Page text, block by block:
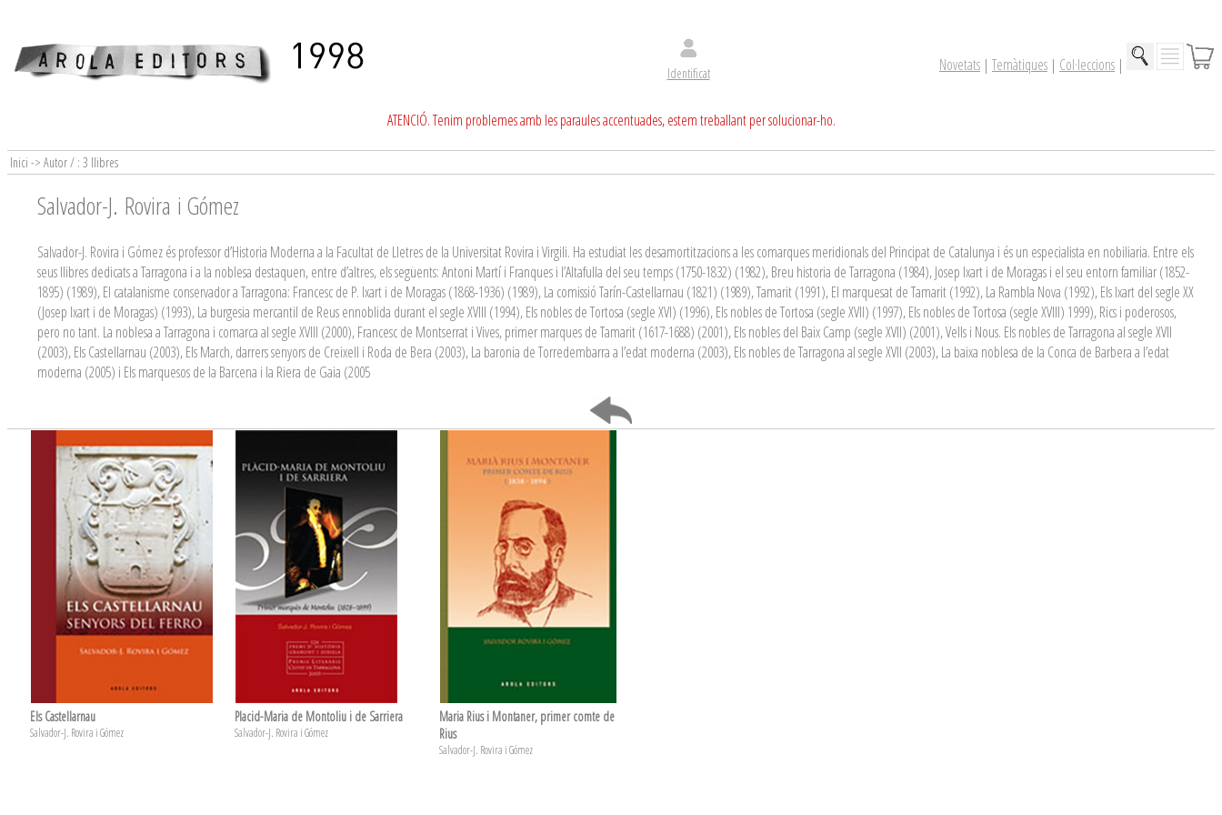
Identificat Novetats | Temàtiques | Col·leccions |
ATENCIÓ. Tenim problemes amb les paraules accentuades, estem treballant per solucionar-ho.
Inici -> Autor / : 3 llibres
Salvador-J. Rovira i Gómez
Salvador-J. Rovira i Gómez és professor d’Historia Moderna a la Facultat de Lletres de la Universitat Rovira i Virgili. Ha estudiat les desamortitzacions a les comarques meridionals del Principat de Catalunya i és un especialista en nobiliaria. Entre els
seus llibres dedicats a Tarragona i a la noblesa destaquen, entre d’altres, els següents: Antoni Martí i Franques i l’Altafulla del seu temps (1750-1832) (1982), Breu historia de Tarragona (1984), Josep Ixart i de Moragas i el seu entorn familiar (1852-
1895) (1989), El catalanisme conservador a Tarragona: Francesc de P. Ixart i de Moragas (1868-1936) (1989), La comissió Tarín-Castellarnau (1821) (1989), Tamarit (1991), El marquesat de Tamarit (1992), La Rambla Nova (1992), Els Ixart del segle XX
(Josep Ixart i de Moragas) (1993), La burgesia mercantil de Reus ennoblida durant el segle XVIII (1994), Els nobles de Tortosa (segle XVI) (1996), Els nobles de Tortosa (segle XVII) (1997), Els nobles de Tortosa (segle XVIII) 1999), Rics i poderosos,
pero no tant. La noblesa a Tarragona i comarca al segle XVIII (2000), Francesc de Montserrat i Vives, primer marques de Tamarit (1617-1688) (2001), Els nobles del Baix Camp (segle XVII) (2001), Vells i Nous. Els nobles de Tarragona al segle XVII
(2003), Els Castellarnau (2003), Els March, darrers senyors de Creixell i Roda de Bera (2003), La baronia de Torredembarra a l’edat moderna (2003), Els nobles de Tarragona al segle XVII (2003), La baixa noblesa de la Conca de Barbera a l’edat
moderna (2005) i Els marquesos de la Barcena i la Riera de Gaia (2005
Els Castellarnau
Salvador-J. Rovira i Gómez
Placid-Maria de Montoliu i de Sarriera
Salvador-J. Rovira i Gómez
Maria Rius i Montaner, primer comte de
Rius
Salvador-J. Rovira i Gómez